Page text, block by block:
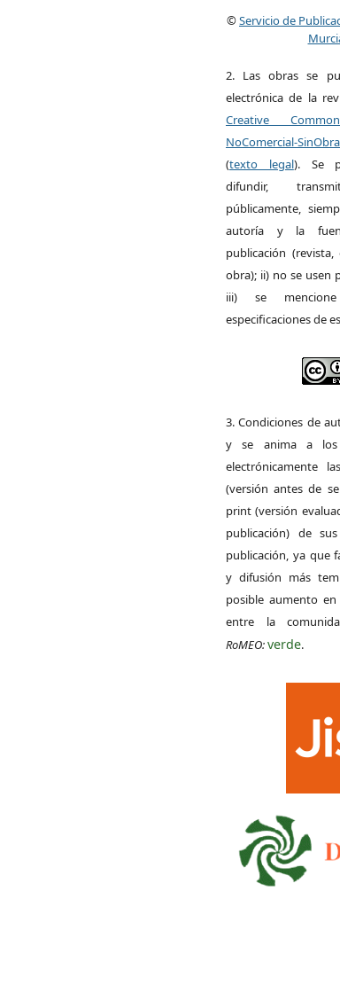
©Servicio de
2. Las obras se
electrónica de la
Creative
NoComercial-
(texto legal). Se
difundir,
públicamente,
autoría y la
publicación
obra); ii) no se usen
iii) se
especificaciones de
3. Condiciones de
y se anima a
electrónicamente
(versión antes de
print (versión
publicación) de
publicación, ya que
y difusión más
posible aumento
entre la
RoMEO:verde.